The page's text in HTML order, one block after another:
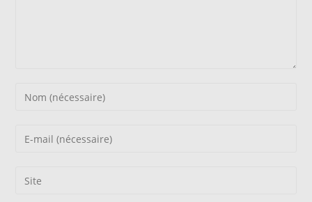
Enter
Enter
address
Saisir